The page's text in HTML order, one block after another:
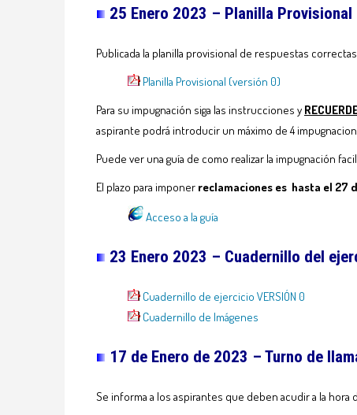
25 Enero 2023 – Planilla Provisional
Publicada la planilla provisional de respuestas
Planilla Provisional (versión 0)
Para su impugnación siga las instrucciones y
aspirante podrá introducir un máximo de 4
Puede ver una guía de como realizar la impugnación
El plazo para imponer reclamaciones es hasta el 27
Acceso a la guía
23 Enero 2023 – Cuadernillo del
Cuadernillo de ejercicio VERSIÓN 0
Cuadernillo de Imágenes
17 de Enero de 2023 – Turno de
Se informa a los aspirantes que deben acudir a la hora